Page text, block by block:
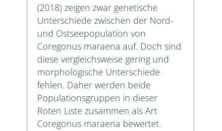
(2018) zeigen zwar genetische
Unterschiede zwischen der Nord-
und Ostseepopulation von
Coregonus maraena auf. Doch sind
diese vergleichsweise gering und
morphologische Unterschiede
fehlen. Daher werden beide
Populationsgruppen in dieser
Roten Liste zusammen als Art
Coregonus maraena bewertet.